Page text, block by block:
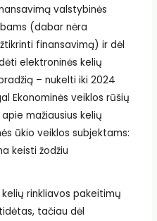
valstybinės
(dabar nėra
finansavimą) ir dėl
elektroninės kelių
– nukelti iki 2024
Ekonominės veiklos rūšių
mažiausius kelių
ūkio veiklos subjektams:
keisti žodžiu
kelių rinkliavos pakeitimų
tačiau dėl